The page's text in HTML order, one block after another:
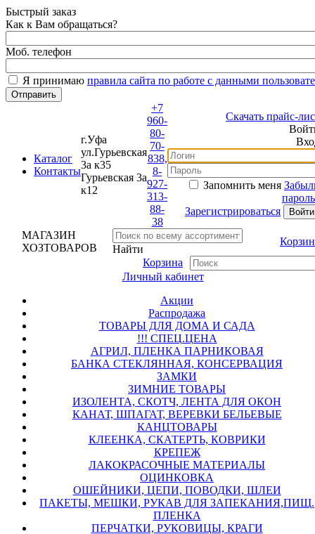
Быстрый заказ
Как к Вам обращаться?
Моб. телефон
Я принимаюправила сайта по работе с данными
Каталог
Контакты
г.Уфа
ул.Гурьевская
3а к35
Гурьевская 3а
к12
+7
960-
80-
70-
838,
8-
927-
313-
88-
38
Скачать прайс-лист
Войти
Вход
Запомнить меня Забыли
пароль?
Зарегистрироваться
МАГАЗИН
ХОЗТОВАРОВ
Найти
Корзина
Корзина
Личный кабинет
Акции
Распродажа
ТОВАРЫ ДЛЯ ДОМА И САДА
!!! СПЕЦ.ЦЕНА
АГРИЛ, ПЛЕНКА ПАРНИКОВАЯ
БАНКА СТЕКЛЯННАЯ, КОНСЕРВАЦИЯ
ЗАМКИ
ЗИМНИЕ ТОВАРЫ
ИЗОЛЕНТА, СКОТЧ, ЛЕНТА ДЛЯ ОКОН
КАНАТ, ШПАГАТ, ВЕРЕВКИ БЕЛЬЕВЫЕ
КАНЦТОВАРЫ
КЛЕЕНКА, СКАТЕРТЬ, КОВРИКИ
КРЕПЕЖ
ЛАКОКРАСОЧНЫЕ МАТЕРИАЛЫ
ОЦИНКОВКА
ОШЕЙНИКИ, ЦЕПИ, ПОВОДКИ, ШЛЕИ
ПАКЕТЫ, МЕШКИ, РУКАВ ДЛЯ ЗАПЕКАНИЯ,ПИЩ.
ПЛЕНКА
ПЕРЧАТКИ, РУКОВИЦЫ, КРАГИ